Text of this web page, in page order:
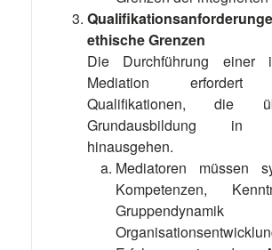
ethische Grenzen
Die Durchführung einer
Mediation erfordert
Qualifikationen, die
Grundausbildung in
hinausgehen.
Mediatoren müssen
Kompetenzen,